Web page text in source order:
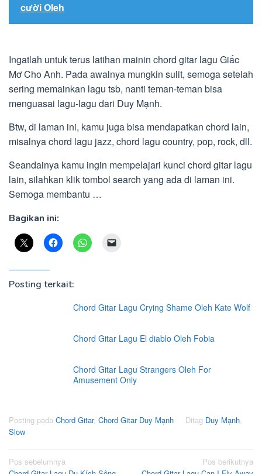
cười Oleh
Ingatlah untuk terus latihan mainin chord gitar lagu Giấc
Mơ Cho Anh. Pada awalnya mungkin sulit, semoga setelah
sering memainkan lagu tsb, nanti teman-teman bisa
menguasai lagu-lagu dari Duy Mạnh.
Btw, di laman ini, kamu juga bisa mendapatkan chord lain,
misalnya chord lagu jazz, chord lagu country, pop, rock, dll.
Seandainya kamu ingin mempelajari kunci chord gitar lagu
lain, silahkan klik tombol search yang ada di laman ini.
Semoga membantu …
Bagikan ini:
Posting terkait:
Chord Gitar Lagu Crying Shame Oleh Kate Wolf
Chord Gitar Lagu El diablo Oleh Fobia
Chord Gitar Lagu Strangers Oleh For
Amusement Only
Posting pada Chord Gitar, Chord Gitar Duy Mạnh Ditag Duy Mạnh,
Slow
Navigasi
Pos sebelumnya
Pos berikutnya